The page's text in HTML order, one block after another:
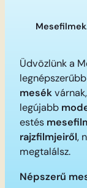
Üdvözlünk a
legnépszerűbb
mesék
legújabb
estés
rajzfilmjeiről,
megtalálsz.
Népszerű